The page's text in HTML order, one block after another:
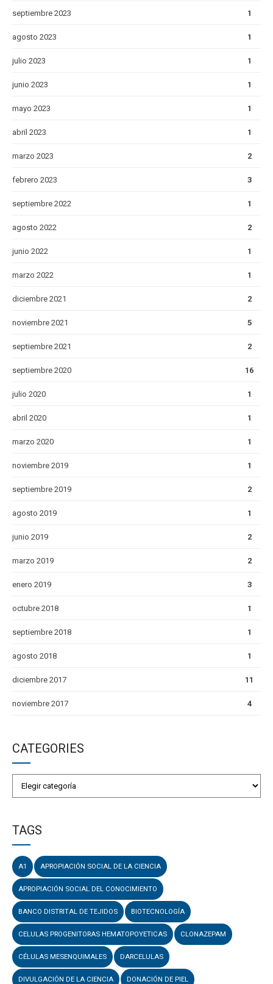
septiembre 2023 1
agosto 2023 1
julio 2023 1
junio 2023 1
mayo 2023 1
abril 2023 1
marzo 2023 2
febrero 2023 3
septiembre 2022 1
agosto 2022 2
junio 2022 1
marzo 2022 1
diciembre 2021 2
noviembre 2021 5
septiembre 2021 2
septiembre 2020 16
julio 2020 1
abril 2020 1
marzo 2020 1
noviembre 2019 1
septiembre 2019 2
agosto 2019 1
junio 2019 2
marzo 2019 2
enero 2019 3
octubre 2018 1
septiembre 2018 1
agosto 2018 1
diciembre 2017 11
noviembre 2017 4
CATEGORIES
TAGS
A1 APROPIACIÓN SOCIAL DE LA CIENCIA
APROPIACIÓN SOCIAL DEL CONOCIMIENTO
BANCO DISTRITAL DE TEJIDOS BIOTECNOLOGÍA
CELULAS PROGENITORAS HEMATOPOYETICAS CLONAZEPAM
CÉLULAS MESENQUIMALES DARCELULAS
DIVULGACIÓN DE LA CIENCIA DONACIÓN DE PIEL